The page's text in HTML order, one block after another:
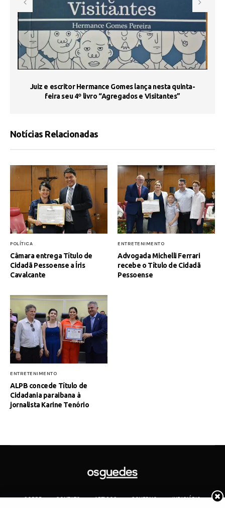
Juiz e escritor Hermance Gomes lança nesta quinta-
feira seu 4º livro “Agregados e Visitantes”
Notícias Relacionadas
POLÍTICA
Câmara entrega Título de
Cidadã Pessoense a Íris
Cavalcante
ENTRETENIMENTO
Advogada Michelli Ferrari
recebe o Título de Cidadã
Pessoense
ENTRETENIMENTO
ALPB concede Título de
Cidadania paraibana à
jornalista Karine Tenório
SOBRE CONTATO ARTIGOS GOVERNO JUDICIÁRIO